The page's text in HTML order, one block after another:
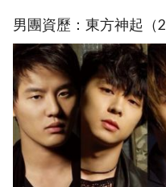
男團資歷：東方神起（